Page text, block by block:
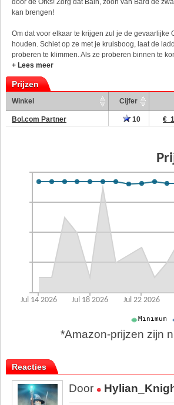
door de Orks! Zorg dat Bain, zoon van Bard de
kan brengen!
Om dat voor elkaar te krijgen zul je de gevaarlijke
houden. Schiet op ze met je kruisboog, laat de
proberen te klimmen. Als ze proberen binnen te
+ Lees meer
Prijzen
Winkel Cijfer
Bol.com Partner 10 €
*Amazon-prijzen zijn
Reacties
Door